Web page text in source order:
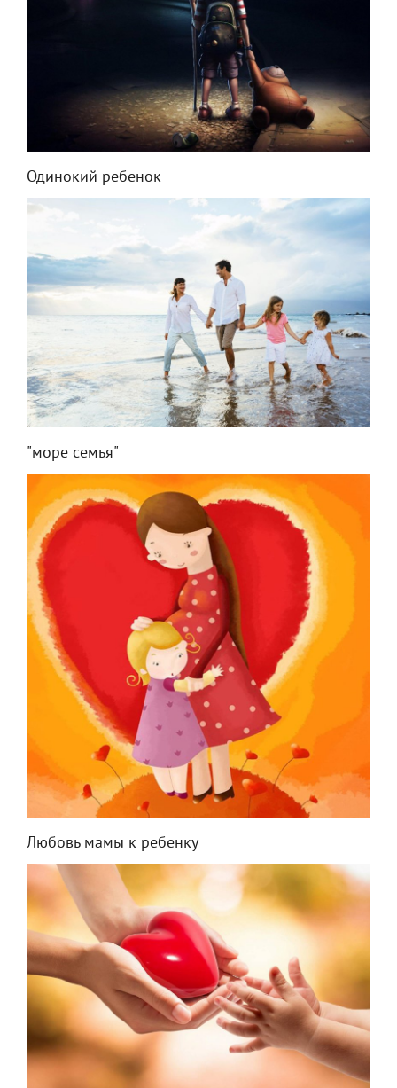
Одинокий ребенок
"море семья"
Любовь мамы к ребенку